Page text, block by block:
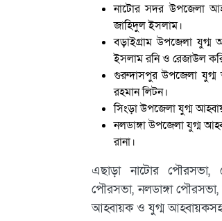
নাটোর সদর উপজেলা
জাহিদুল ইসলাম।
বড়াইগ্রাম উপজেলা
ইসলাম রনি ও রেজাউল
গুরুদাসপুর উপজেলা যুগ্ম
রহমান লিটন।
সিংড়া উপজেলা যুগ্ম
নলডাঙ্গা উপজেলা যুগ্ম
রানা।
এছাড়া নাটোর
পৌরসভা, নলডাঙ্গা
আহ্বায়ক ও যুগ্ম